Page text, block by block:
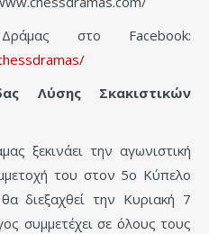
στο Facebook:
Λύσης
Σκακιστικών
ξεκινάει την αγωνιστική
του στον 5ο Κύπελο
διεξαχθεί την Κυριακή 7
συμμετέχει σε όλους τους